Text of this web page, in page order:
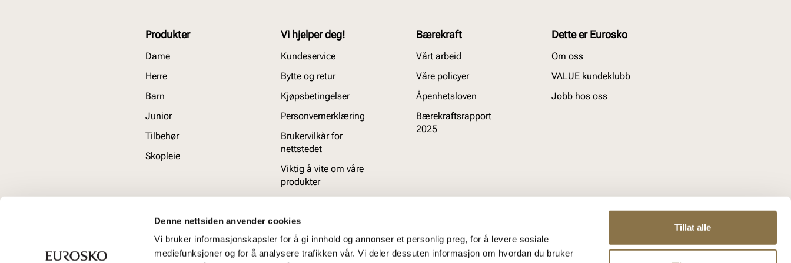
Denne nettsiden anvender cookies
Vi bruker informasjonskapsler for å gi innhold og annonser et personlig preg, for å levere sosiale
mediefunksjoner og for å analysere trafikken vår. Vi deler dessuten informasjon om hvordan du bruker
Tillat alle
Produkter
Dame
Herre
Barn
Junior
Tilbehør
Skopleie
Vi hjelper deg!
Kundeservice
Bytte og retur
Kjøpsbetingelser
Personvernerklæring
Brukervilkår for
nettstedet
Viktig å vite om våre
produkter
Bærekraft
Vårt arbeid
Våre policyer
Åpenhetsloven
Bærekraftsrapport
2025
Dette er Eurosko
Om oss
VALUE kundeklubb
Jobb hos oss